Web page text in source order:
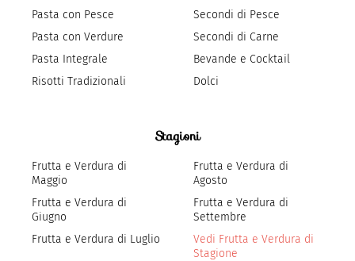
Pasta con Pesce
Pasta con Verdure
Pasta Integrale
Risotti Tradizionali
Secondi di Pesce
Secondi di Carne
Bevande e Cocktail
Dolci
Stagioni
Frutta e Verdura di
Maggio
Frutta e Verdura di
Giugno
Frutta e Verdura di Luglio
Frutta e Verdura di
Agosto
Frutta e Verdura di
Settembre
Vedi Frutta e Verdura di
Stagione